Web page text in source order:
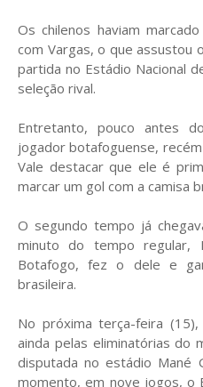
Os chilenos haviam
com Vargas, o que assustou
partida no Estádio Nacional
seleção rival.
Entretanto, pouco antes
jogador botafoguense,
Vale destacar que ele é
marcar um gol com a camisa
O segundo tempo já
minuto do tempo regular,
Botafogo, fez o dele e
brasileira.
No próxima terça-feira
ainda pelas eliminatórias do
disputada no estádio Mané
momento, em nove jogos, o